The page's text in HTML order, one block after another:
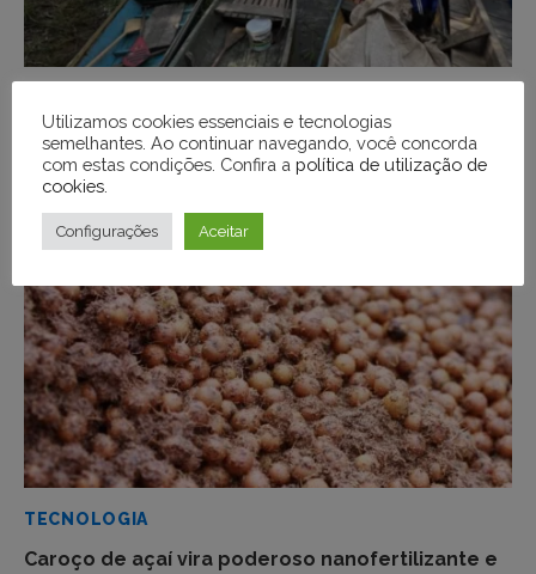
Aberto edital para apoio a iniciativas em
territórios da Amazônia Legal
TECNOLOGIA
Caroço de açaí vira poderoso nanofertilizante e
Utilizamos cookies essenciais e tecnologias
semelhantes. Ao continuar navegando, você concorda
com estas condições. Confira a política de utilização de
cookies
Configurações Aceitar